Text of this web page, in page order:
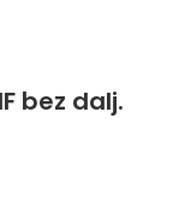
bez dalj.